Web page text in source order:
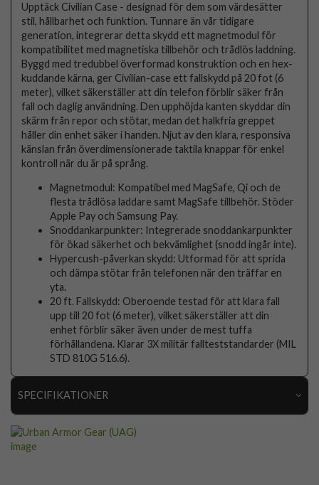
Upptäck Civilian Case - designad för dem som värdesätter
stil, hållbarhet och funktion. Tunnare än vår tidigare
generation, integrerar detta skydd ett magnetmodul för
kompatibilitet med magnetiska tillbehör och trådlös laddning.
Byggd med tredubbel överformad konstruktion och en hex-
kuddande kärna, ger Civilian-case ett fallskydd på 20 fot (6
meter), vilket säkerställer att din telefon förblir säker från
fall och daglig användning. Den upphöjda kanten skyddar din
skärm från repor och stötar, medan det halkfria greppet
håller din enhet säker i handen. Njut av den klara, responsiva
känslan från överdimensionerade taktila knappar för enkel
kontroll när du är på språng.
Magnetmodul: Kompatibel med MagSafe, Qi och de
flesta trådlösa laddare samt MagSafe tillbehör. Stöder
Apple Pay och Samsung Pay.
Snoddankarpunkter: Integrerade snoddankarpunkter
för ökad säkerhet och bekvämlighet (snodd ingår inte).
Hypercush-påverkan skydd: Utformad för att sprida
och dämpa stötar från telefonen när den träffar en
yta.
20 ft. Fallskydd: Oberoende testad för att klara fall
upp till 20 fot (6 meter), vilket säkerställer att din
enhet förblir säker även under de mest tuffa
förhållandena. Klarar 3X militär fallteststandarder (MIL
STD 810G 516.6).
SPECIFIKATIONER
Artikelnummer
Passar till